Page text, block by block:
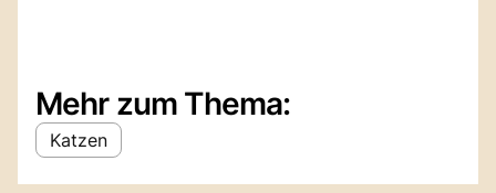
Mehr zum Thema:
Katzen